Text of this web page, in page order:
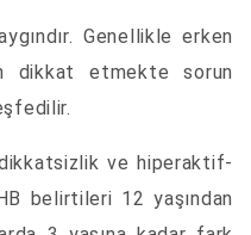
Genellikle erken
dikkat etmekte sorun
ve hiperaktif-
belirtileri 12 yaşından